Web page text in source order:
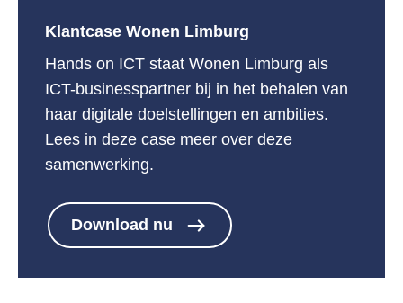
Klantcase Wonen Limburg
Hands on ICT staat Wonen Limburg als
ICT-businesspartner bij in het behalen van
haar digitale doelstellingen en ambities.
Lees in deze case meer over deze
samenwerking.
Download nu